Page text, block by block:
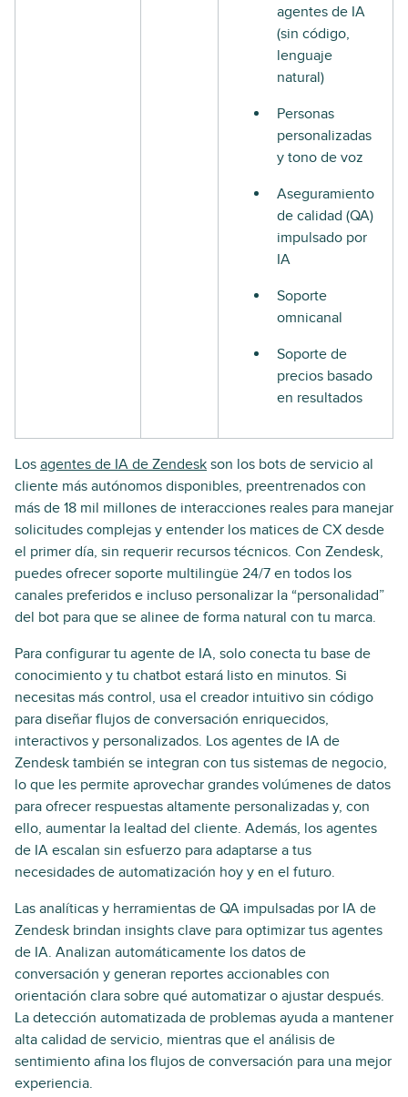
agentes de IA
(sin código,
lenguaje
natural)
Personas
personalizadas
y tono de voz
Aseguramiento
de calidad (QA)
impulsado por
IA
Soporte
omnicanal
Soporte de
precios basado
en resultados
Los agentes de IA de Zendesk son los bots de servicio al
cliente más autónomos disponibles, preentrenados con
más de 18 mil millones de interacciones reales para manejar
solicitudes complejas y entender los matices de CX desde
el primer día, sin requerir recursos técnicos. Con Zendesk,
puedes ofrecer soporte multilingüe 24/7 en todos los
canales preferidos e incluso personalizar la “personalidad”
del bot para que se alinee de forma natural con tu marca.
Para configurar tu agente de IA, solo conecta tu base de
conocimiento y tu chatbot estará listo en minutos. Si
necesitas más control, usa el creador intuitivo sin código
para diseñar flujos de conversación enriquecidos,
interactivos y personalizados. Los agentes de IA de
Zendesk también se integran con tus sistemas de negocio,
lo que les permite aprovechar grandes volúmenes de datos
para ofrecer respuestas altamente personalizadas y, con
ello, aumentar la lealtad del cliente. Además, los agentes
de IA escalan sin esfuerzo para adaptarse a tus
necesidades de automatización hoy y en el futuro.
Las analíticas y herramientas de QA impulsadas por IA de
Zendesk brindan insights clave para optimizar tus agentes
de IA. Analizan automáticamente los datos de
conversación y generan reportes accionables con
orientación clara sobre qué automatizar o ajustar después.
La detección automatizada de problemas ayuda a mantener
alta calidad de servicio, mientras que el análisis de
sentimiento afina los flujos de conversación para una mejor
experiencia.